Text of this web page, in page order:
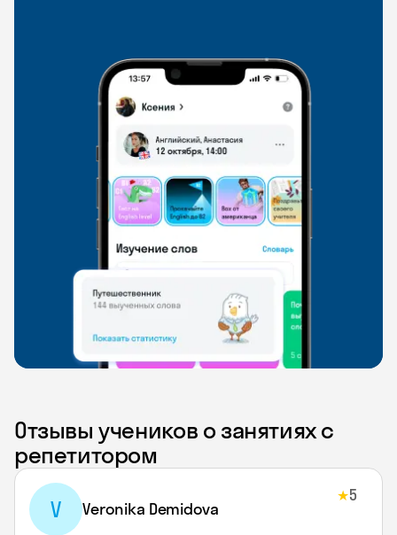
Отзывы учеников о занятиях с
репетитором
V Veronika Demidova
★5